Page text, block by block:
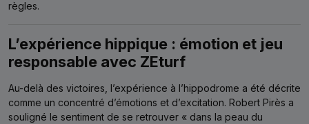
règles.
L’expérience hippique : émotion et jeu
responsable avec ZEturf
Au-delà des victoires, l’expérience à l’hippodrome a été décrite
comme un concentré d’émotions et d’excitation. Robert Pirès a
souligné le sentiment de se retrouver « dans la peau du